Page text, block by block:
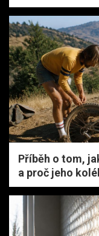
Příběh o tom,
a proč jeho